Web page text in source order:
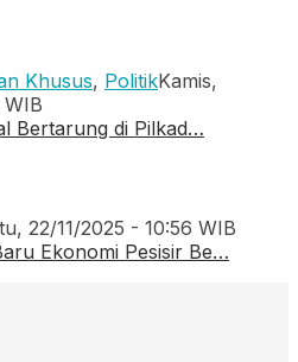
Khusus, PolitikKamis,
Bertarung di Pilkad…
22/11/2025 - 10:56 WIB
Ekonomi Pesisir Be…